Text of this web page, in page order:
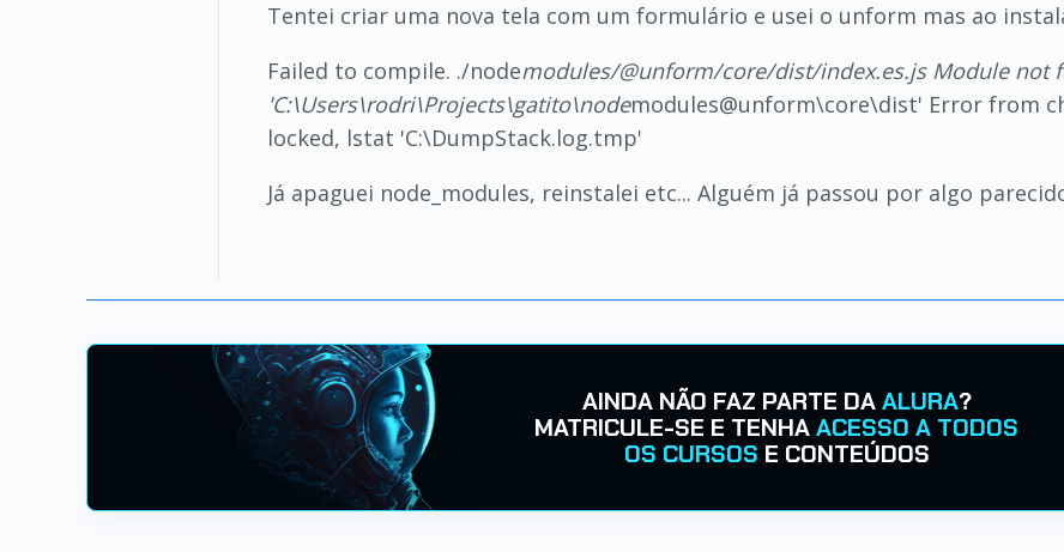
Tentei criar uma nova tela com um formulário e usei o unform mas ao
Failed to compile. ./nodemodules/@unform/core/dist/index.es.js Module not
'C:\Users\rodri\Projects\gatito\nodemodules@unform\core\dist' Error from
locked, lstat 'C:\DumpStack.log.tmp'
Já apaguei node_modules, reinstalei etc... Alguém já passou por algo
AINDA NÃO FAZ PARTE DAALURA?
MATRICULE-SE E TENHAACESSO A TODOS
OS CURSOS E CONTEÚDOS